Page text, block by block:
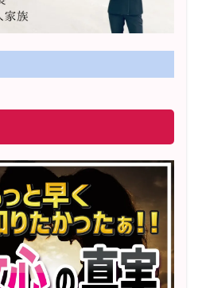
ミュニティ×講座オンラインサ
79.9「LOVEマスター講座」準
ラジオFMハイホー「LOVEマス
ー出演中！
ション相談実績 1500名越え
己肯定感を高めるメールレッス